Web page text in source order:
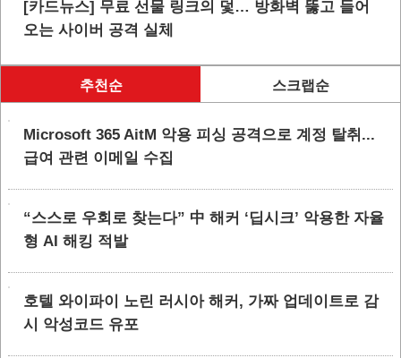
[카드뉴스] 무료 선물 링크의 덫… 방화벽 뚫고 들어
오는 사이버 공격 실체
추천순 스크랩순
Microsoft 365 AitM 악용 피싱 공격으로 계정 탈취...
급여 관련 이메일 수집
“스스로 우회로 찾는다” 中 해커 ‘딥시크’ 악용한 자율
형 AI 해킹 적발
호텔 와이파이 노린 러시아 해커, 가짜 업데이트로 감
시 악성코드 유포